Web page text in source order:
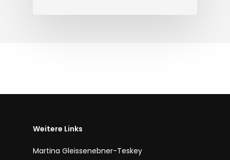
Weitere Links
Martina Gleissenebner-Teskey